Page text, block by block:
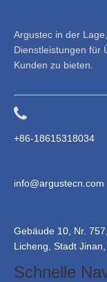
Argustec in der
Dienstleistungen für
Kunden zu bieten.
+86-18615318034
info@argustecn.com
Gebäude 10, Nr.
Licheng, Stadt
Schnelle